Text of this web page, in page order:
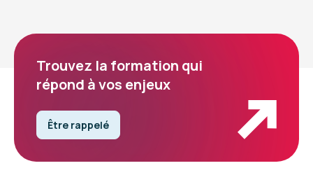
Trouvez la formation qui
répond à vos enjeux
Être rappelé